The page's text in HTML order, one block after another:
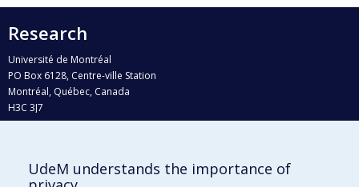
Research
Université de Montréal
PO Box 6128, Centre-ville Station
Montréal, Québec, Canada
H3C 3J7
Who does what?
UdeM understands the importance of